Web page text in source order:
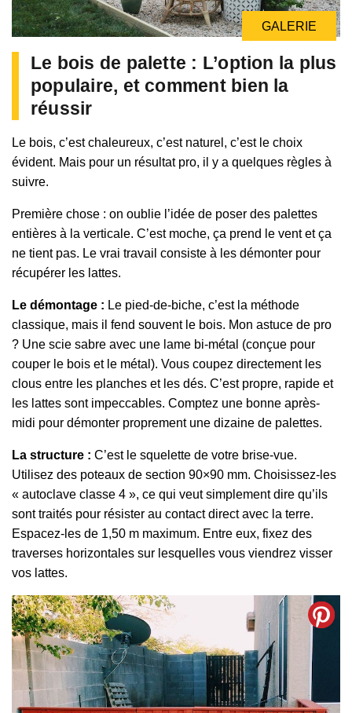
GALERIE
GALERIE
Le bois de palette : L’option la plus
populaire, et comment bien la
réussir
Le bois, c’est chaleureux, c’est naturel, c’est le choix
évident. Mais pour un résultat pro, il y a quelques règles à
suivre.
Première chose : on oublie l’idée de poser des palettes
entières à la verticale. C’est moche, ça prend le vent et ça
ne tient pas. Le vrai travail consiste à les démonter pour
récupérer les lattes.
Le démontage : Le pied-de-biche, c’est la méthode
classique, mais il fend souvent le bois. Mon astuce de pro
? Une scie sabre avec une lame bi-métal (conçue pour
couper le bois et le métal). Vous coupez directement les
clous entre les planches et les dés. C’est propre, rapide et
les lattes sont impeccables. Comptez une bonne après-
midi pour démonter proprement une dizaine de palettes.
La structure : C’est le squelette de votre brise-vue.
Utilisez des poteaux de section 90×90 mm. Choisissez-les
« autoclave classe 4 », ce qui veut simplement dire qu’ils
sont traités pour résister au contact direct avec la terre.
Espacez-les de 1,50 m maximum. Entre eux, fixez des
traverses horizontales sur lesquelles vous viendrez visser
vos lattes.